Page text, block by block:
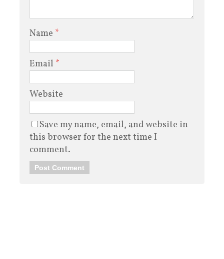
Name *
Email *
Website
Save my name, email, and website in
this browser for the next time I
comment.